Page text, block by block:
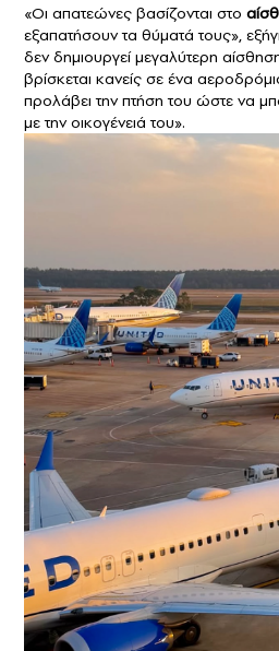
«Οι απατεώνες βασίζονται στο
εξαπατήσουν τα θύματά τους»,
δεν δημιουργεί μεγαλύτερη
βρίσκεται κανείς σε ένα
προλάβει την πτήση του ώστε να
με την οικογένειά του».